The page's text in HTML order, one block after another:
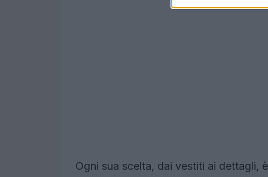
Ogni sua scelta, dai vestiti ai dettagli,